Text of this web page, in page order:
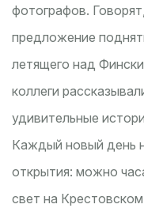
фотографов.
предложение
летящего над
коллеги
удивительные
Каждый новый день
открытия: можно
свет на